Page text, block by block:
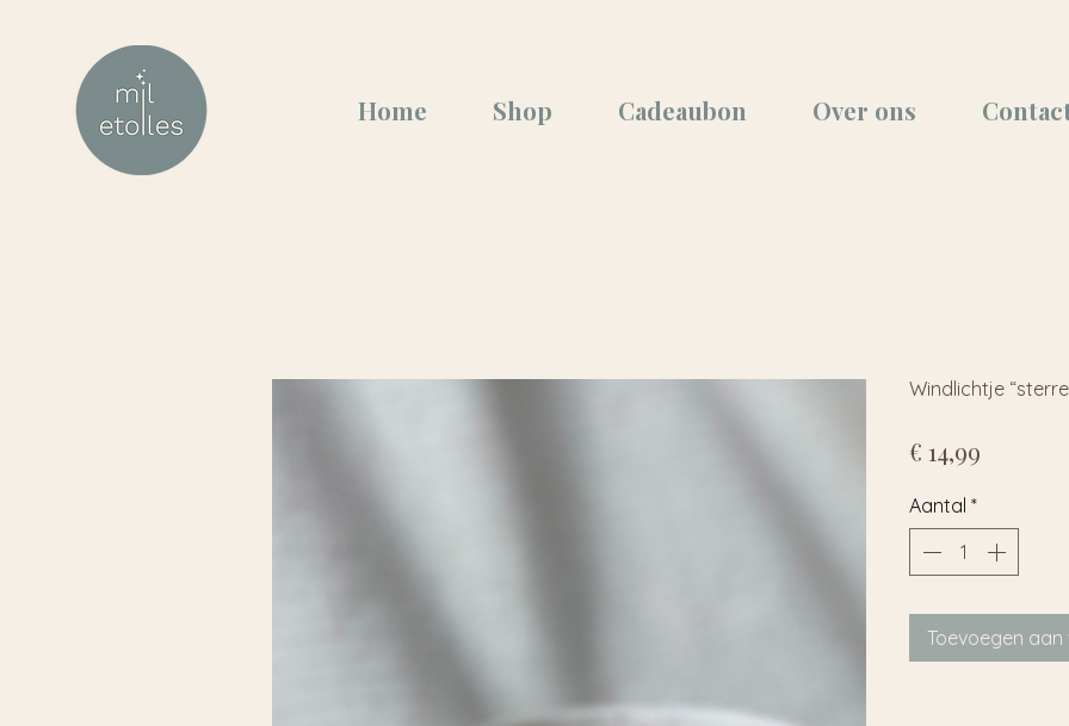
Home Shop Cadeaubon Over ons
Windlichtje
€ 14,99
Aantal *
Toevoegen